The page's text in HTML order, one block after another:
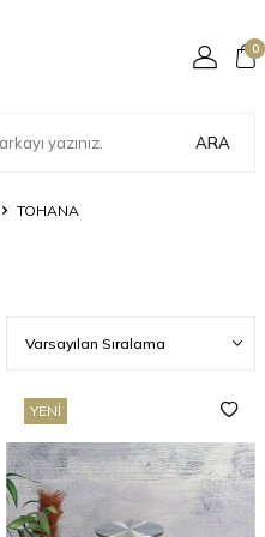
ARA
0
TOHANA
YENI